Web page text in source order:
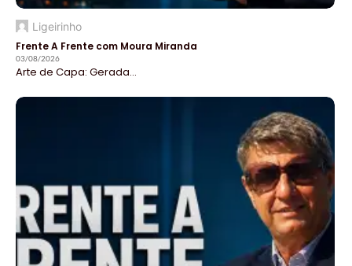
Ligeirinho
Frente A Frente com Moura Miranda
03/08/2026
Arte de Capa: Gerada...